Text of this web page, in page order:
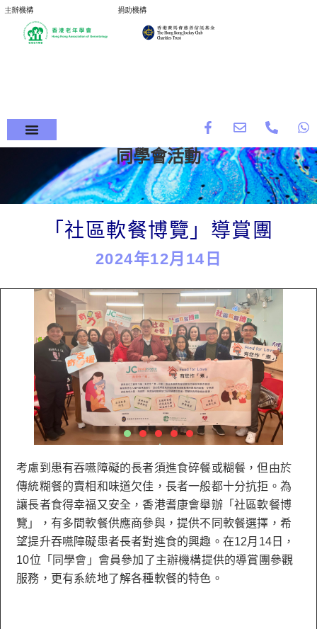
同學會活動
「社區軟餐博覽」導賞團
2024年12月14日
考慮到患有吞嚥障礙的長者須進食碎餐或糊餐，但由於
傳統糊餐的賣相和味道欠佳，長者一般都十分抗拒。為
讓長者食得幸福又安全，香港耆康會舉辦「社區軟餐博
覽」，有多間軟餐供應商參與，提供不同軟餐選擇，希
望提升吞嚥障礙患者長者對進食的興趣。在12月14日，
10位「同學會」會員參加了主辦機構提供的導賞團參觀
服務，更有系統地了解各種軟餐的特色。